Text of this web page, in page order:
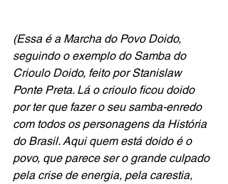
(Essa é a Marcha do Povo Doido,
seguindo o exemplo do Samba do
Crioulo Doido, feito por Stanislaw
Ponte Preta. Lá o crioulo ficou doido
por ter que fazer o seu samba-enredo
com todos os personagens da História
do Brasil. Aqui quem está doido é o
povo, que parece ser o grande culpado
pela crise de energia, pela carestia,